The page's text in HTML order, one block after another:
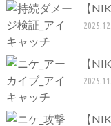
【
【
【